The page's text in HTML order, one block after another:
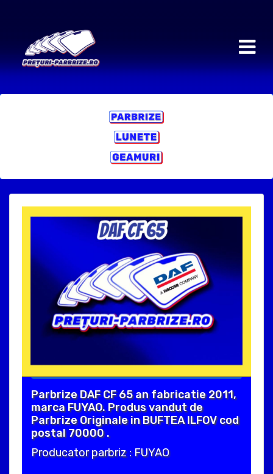
Parbrize DAF CF 65 an fabricatie 2011,
marca FUYAO. Produs vandut de
Parbrize Originale in BUFTEA ILFOV cod
postal 70000 .
Producator parbriz : FUYAO